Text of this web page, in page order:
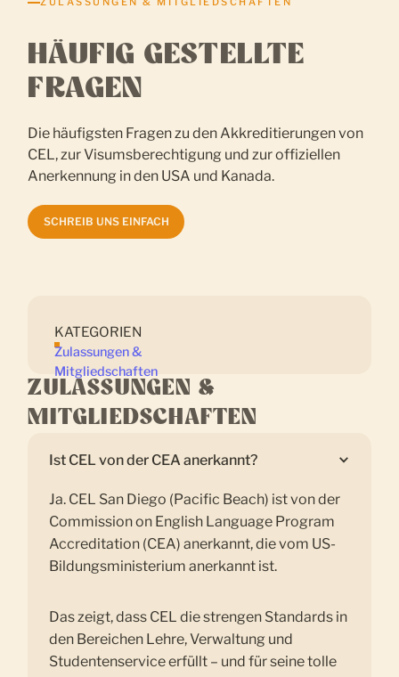
HÄUFIG GESTELLTE
FRAGEN
Die häufigsten Fragen zu den Akkreditierungen von
CEL, zur Visumsberechtigung und zur offiziellen
Anerkennung in den USA und Kanada.
SCHREIB UNS EINFACH
KATEGORIEN
Zulassungen &
Mitgliedschaften
ZULASSUNGEN &
MITGLIEDSCHAFTEN
Ist CEL von der CEA anerkannt?
Ja. CEL San Diego (Pacific Beach) ist von der
Commission on English Language Program
Accreditation (CEA) anerkannt, die vom US-
Bildungsministerium anerkannt ist.
Das zeigt, dass CEL die strengen Standards in
den Bereichen Lehre, Verwaltung und
Studentenservice erfüllt – und für seine tolle